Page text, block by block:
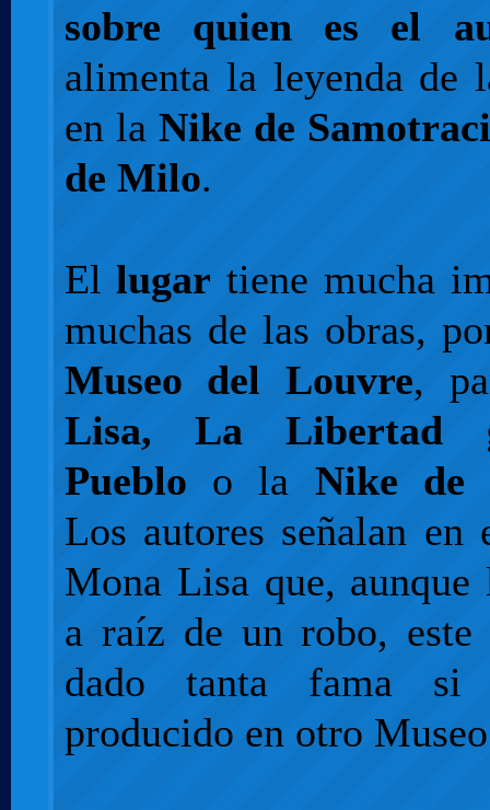
sobre quien es el
alimenta la leyenda de
en la Nike de
de Milo.
Ellugar tiene mucha
muchas de las obras,
Museo del Louvre,
Lisa, La Libertad
Pueblo o la Nike de
Los autores señalan en
Mona Lisa que,
a raíz de un robo,
dado tanta fama si
producido en otro